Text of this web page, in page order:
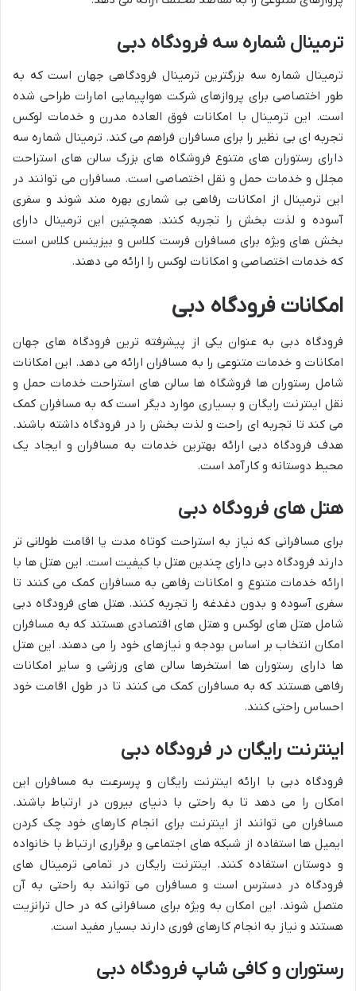
ترمینال شماره سه فرودگاه دبی
ترمینال شماره سه بزرگترین ترمینال فرودگاهی جهان است که به
طور اختصاصی برای پروازهای شرکت هواپیمایی امارات طراحی شده
است. این ترمینال با امکانات فوق العاده مدرن و خدمات لوکس
تجربه ای بی نظیر را برای مسافران فراهم می کند. ترمینال شماره سه
دارای رستوران های متنوع فروشگاه های بزرگ سالن های استراحت
مجلل و خدمات حمل و نقل اختصاصی است. مسافران می توانند در
این ترمینال از امکانات رفاهی بی شماری بهره مند شوند و سفری
آسوده و لذت بخش را تجربه کنند. همچنین این ترمینال دارای
بخش های ویژه برای مسافران فرست کلاس و بیزینس کلاس است
که خدمات اختصاصی و امکانات لوکس را ارائه می دهند.
امکانات فرودگاه دبی
فرودگاه دبی به عنوان یکی از پیشرفته ترین فرودگاه های جهان
امکانات و خدمات متنوعی را به مسافران ارائه می دهد. این امکانات
شامل رستوران ها فروشگاه ها سالن های استراحت خدمات حمل و
نقل اینترنت رایگان و بسیاری موارد دیگر است که به مسافران کمک
می کند تا تجربه ای راحت و لذت بخش را در فرودگاه داشته باشند.
هدف فرودگاه دبی ارائه بهترین خدمات به مسافران و ایجاد یک
محیط دوستانه و کارآمد است.
هتل های فرودگاه دبی
برای مسافرانی که نیاز به استراحت کوتاه مدت یا اقامت طولانی تر
دارند فرودگاه دبی دارای چندین هتل با کیفیت است. این هتل ها با
ارائه خدمات متنوع و امکانات رفاهی به مسافران کمک می کنند تا
سفری آسوده و بدون دغدغه را تجربه کنند. هتل های فرودگاه دبی
شامل هتل های لوکس و هتل های اقتصادی هستند که به مسافران
امکان انتخاب بر اساس بودجه و نیازهای خود را می دهند. این هتل
ها دارای رستوران ها استخرها سالن های ورزشی و سایر امکانات
رفاهی هستند که به مسافران کمک می کنند تا در طول اقامت خود
احساس راحتی کنند.
اینترنت رایگان در فرودگاه دبی
فرودگاه دبی با ارائه اینترنت رایگان و پرسرعت به مسافران این
امکان را می دهد تا به راحتی با دنیای بیرون در ارتباط باشند.
مسافران می توانند از اینترنت برای انجام کارهای خود چک کردن
ایمیل ها استفاده از شبکه های اجتماعی و برقراری ارتباط با خانواده
و دوستان استفاده کنند. اینترنت رایگان در تمامی ترمینال های
فرودگاه در دسترس است و مسافران می توانند به راحتی به آن
متصل شوند. این امکان به ویژه برای مسافرانی که در حال ترانزیت
هستند و نیاز به انجام کارهای فوری دارند بسیار مفید است.
رستوران و کافی شاپ فرودگاه دبی